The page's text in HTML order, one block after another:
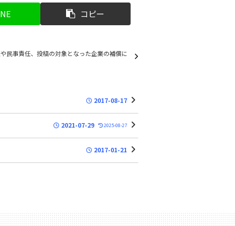
コピー
民事責任、投稿の対象となった企業の補償に
2017-08-17
2021-07-29 2025-08-27
2017-01-21